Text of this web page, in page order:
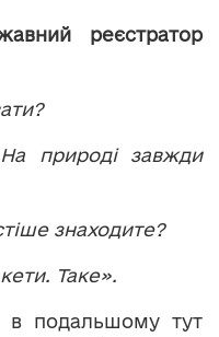
реєстратор
природі завжди
знаходите?
Таке».
в подальшому тут